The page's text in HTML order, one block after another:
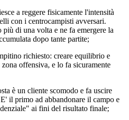
a reggere fisicamente l'intensità
con i centrocampisti avversari.
di una volta e ne fa emergere la
dopo tante partite;
richiesto: creare equilibrio e
offensiva, e lo fa sicuramente
è un cliente scomodo e fa uscire
il primo ad abbandonare il campo e
ai fini del risultato finale;